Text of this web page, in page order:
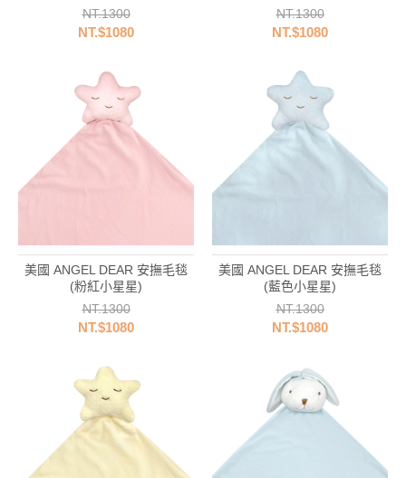
NT.1300
NT.$1080
NT.1300
NT.$1080
美國 ANGEL DEAR 安撫毛毯
(粉紅小星星)
NT.1300
NT.$1080
美國 ANGEL DEAR 安撫毛毯
(藍色小星星)
NT.1300
NT.$1080